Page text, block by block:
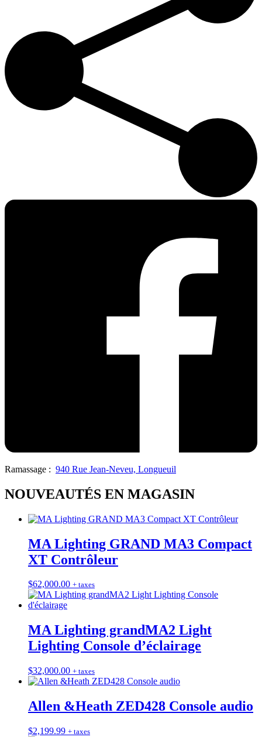
Ramassage : 940 Rue Jean-Neveu, Longueuil
NOUVEAUTÉS EN MAGASIN
MA Lighting GRAND MA3 Compact
XT Contrôleur
$62,000.00 + taxes
MA Lighting grandMA2 Light
Lighting Console d’éclairage
$32,000.00 + taxes
Allen &Heath ZED428 Console audio
$2,199.99 + taxes